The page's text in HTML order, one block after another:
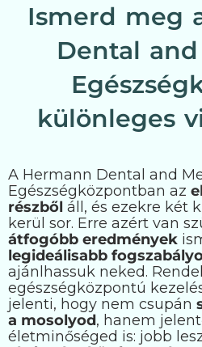
Ismerd meg
Dental
különleges
A Hermann Dental and
Egészségközpontban az
részből áll, és ezekre két
kerül sor. Erre azért van
átfogóbb eredmények
legideálisabb
ajánlhassuk neked.
egészségközpontú
jelenti, hogy nem csupán
a mosolyod, hanem
életminőséged is: jobb